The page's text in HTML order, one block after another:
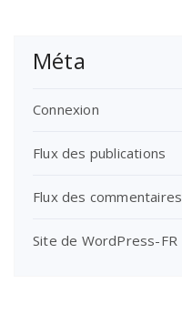
Méta
Connexion
Flux des publications
Flux des commentaires
Site de WordPress-FR